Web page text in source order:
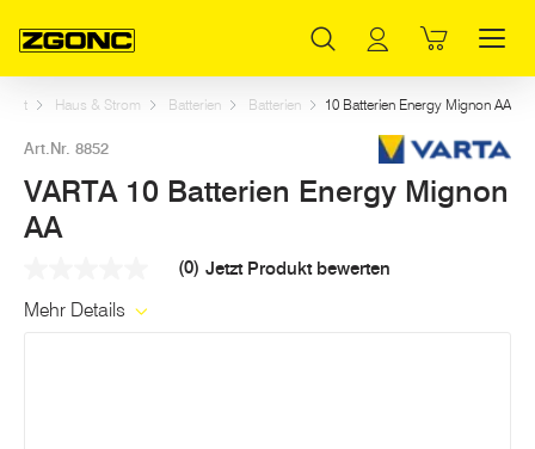
Start Haus & Strom Batterien Batterien 10 Batterien Energy Mignon AA
Art.Nr. 8852
VARTA 10 Batterien Energy Mignon
AA
Link
(0) Jetzt Produkt bewerten
Mehr Details